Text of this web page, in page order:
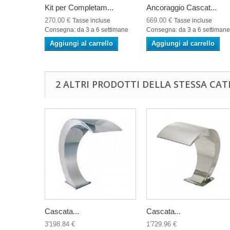
Kit per Completam...
270.00 € Tasse incluse
Consegna: da 3 a 6 settimane
Aggiungi al carrello
Ancoraggio Cascat...
669.00 € Tasse incluse
Consegna: da 3 a 6 settimane
Aggiungi al carrello
2 ALTRI PRODOTTI DELLA STESSA
Cascata...
3'198.84 €
Cascata...
1'729.96 €